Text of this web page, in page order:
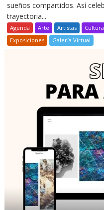
sueños compartidos. Así
trayectoria...
Agenda Arte Artistas Cultura
Exposiciones
Galería Virtual